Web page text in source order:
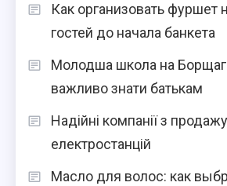
Как организовать фуршет
гостей до начала банкета
Молодша школа на
важливо знати батькам
Надійні компанії з
електростанцій
Масло для волос: как